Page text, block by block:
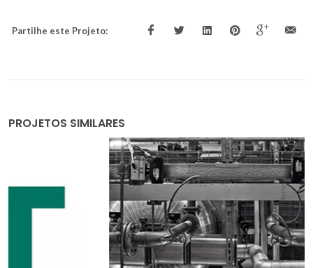
Partilhe este Projeto:
PROJETOS SIMILARES